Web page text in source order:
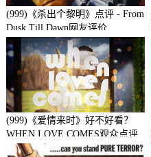
(999)《杀出个黎明》点评 - From
Dusk Till Dawn网友评价
(999)《爱情来时》好不好看？
WHEN LOVE COMES观众点评
及剧本